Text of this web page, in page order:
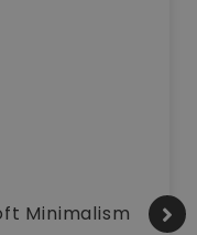
Minimalism